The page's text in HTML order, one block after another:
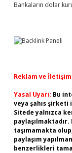
Bankaların dolar
Reklam ve
Yasal Uyarı: Bu
veya şahıs şirketi
Sitede yalnızca
taşımamakta
paylaşım
benzerlikleri